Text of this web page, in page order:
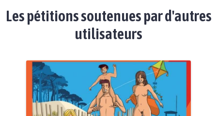
Les pétitions soutenues par d'autres
utilisateurs